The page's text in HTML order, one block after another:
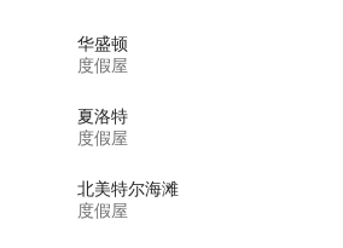
华盛顿
度假屋
夏洛特
度假屋
北美特尔海滩
度假屋